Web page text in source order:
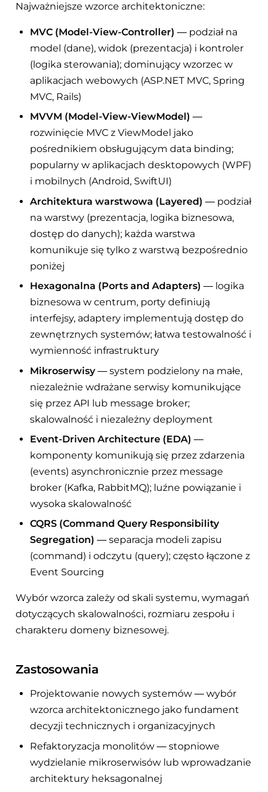
Najważniejsze wzorce architektoniczne:
MVC (Model-View-Controller) — podział na
model (dane), widok (prezentacja) i kontroler
(logika sterowania); dominujący wzorzec w
aplikacjach webowych (ASP.NET MVC, Spring
MVC, Rails)
MVVM (Model-View-ViewModel) —
rozwinięcie MVC z ViewModel jako
pośrednikiem obsługującym data binding;
popularny w aplikacjach desktopowych (WPF)
i mobilnych (Android, SwiftUI)
Architektura warstwowa (Layered) — podział
na warstwy (prezentacja, logika biznesowa,
dostęp do danych); każda warstwa
komunikuje się tylko z warstwą bezpośrednio
poniżej
Hexagonalna (Ports and Adapters) — logika
biznesowa w centrum, porty definiują
interfejsy, adaptery implementują dostęp do
zewnętrznych systemów; łatwa testowalność i
wymienność infrastruktury
Mikroserwisy— system podzielony na małe,
niezależnie wdrażane serwisy komunikujące
się przez API lub message broker;
skalowalność i niezależny deployment
Event-Driven Architecture (EDA) —
komponenty komunikują się przez zdarzenia
(events) asynchronicznie przez message
broker (Kafka, RabbitMQ); luźne powiązanie i
wysoka skalowalność
CQRS (Command Query Responsibility
Segregation) — separacja modeli zapisu
(command) i odczytu (query); często łączone z
Event Sourcing
Wybór wzorca zależy od skali systemu, wymagań
dotyczących skalowalności, rozmiaru zespołu i
charakteru domeny biznesowej.
Zastosowania
Projektowanie nowych systemów — wybór
wzorca architektonicznego jako fundament
decyzji technicznych i organizacyjnych
Refaktoryzacja monolitów — stopniowe
wydzielanie mikroserwisów lub wprowadzanie
architektury heksagonalnej